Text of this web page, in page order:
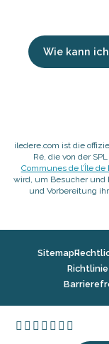
Wie kann
iledere.com ist die
Ré, die von der
Communes de l’Île de
wird, um Besucher und
und Vorbereitung
Sitemap